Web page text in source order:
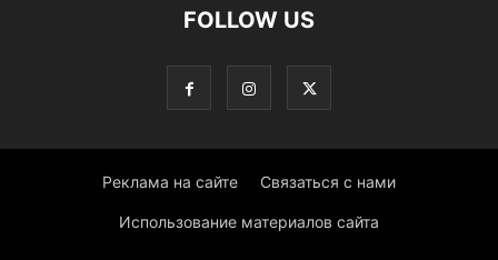
FOLLOW US
Реклама на сайте Связаться с нами
Использование материалов сайта